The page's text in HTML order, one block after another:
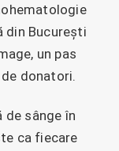
din București
un pas
donatori.
de sânge în
ca fiecare